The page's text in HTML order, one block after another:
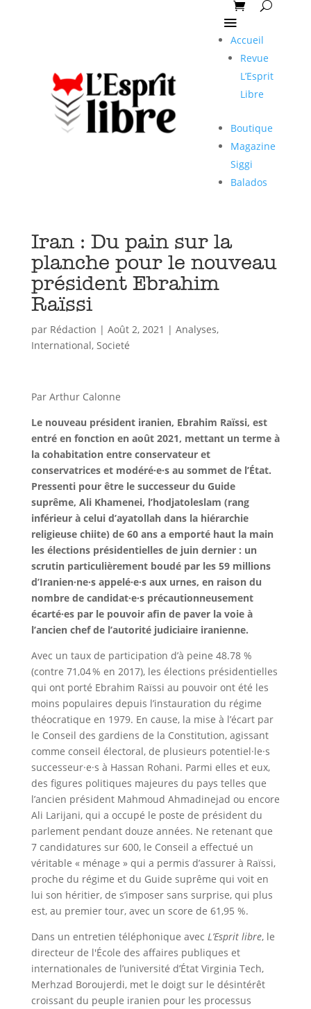
Accueil
Revue
L’Esprit
Libre
Boutique
Magazine
Siggi
Balados
Iran : Du pain sur la
planche pour le nouveau
président Ebrahim
Raïssi
par Rédaction | Août 2, 2021 | Analyses,
International, Societé
Par Arthur Calonne
Le nouveau président iranien, Ebrahim Raïssi, est
entré en fonction en août 2021, mettant un terme à
la cohabitation entre conservateur et
conservatrices et modéré·e·s au sommet de l’État.
Pressenti pour être le successeur du Guide
suprême, Ali Khamenei, l’hodjatoleslam (rang
inférieur à celui d’ayatollah dans la hiérarchie
religieuse chiite) de 60 ans a emporté haut la main
les élections présidentielles de juin dernier : un
scrutin particulièrement boudé par les 59 millions
d’Iranien·ne·s appelé·e·s aux urnes, en raison du
nombre de candidat·e·s précautionneusement
écarté·es par le pouvoir afin de paver la voie à
l’ancien chef de l’autorité judiciaire iranienne.
Avec un taux de participation d’à peine 48.78 %
(contre 71,04 % en 2017), les élections présidentielles
qui ont porté Ebrahim Raïssi au pouvoir ont été les
moins populaires depuis l’instauration du régime
théocratique en 1979. En cause, la mise à l’écart par
le Conseil des gardiens de la Constitution, agissant
comme conseil électoral, de plusieurs potentiel·le·s
successeur·e·s à Hassan Rohani. Parmi elles et eux,
des figures politiques majeures du pays telles que
l’ancien président Mahmoud Ahmadinejad ou encore
Ali Larijani, qui a occupé le poste de président du
parlement pendant douze années. Ne retenant que
7 candidatures sur 600, le Conseil a effectué un
véritable « ménage » qui a permis d’assurer à Raïssi,
proche du régime et du Guide suprême qui voit en
lui son héritier, de s’imposer sans surprise, qui plus
est, au premier tour, avec un score de 61,95 %.
Dans un entretien téléphonique avec L’Esprit libre, le
directeur de l'École des affaires publiques et
internationales de l’université d’État Virginia Tech,
Merhzad Boroujerdi, met le doigt sur le désintérêt
croissant du peuple iranien pour les processus